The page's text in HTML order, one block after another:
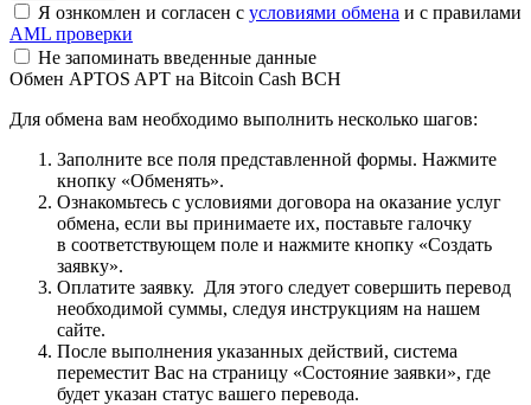
Я ознкомлен и согласен с условиями обмена и с правилами
AML проверки
Не запоминать введенные данные
Обмен APTOS APT на Bitcoin Cash BCH
Для обмена вам необходимо выполнить несколько шагов:
Заполните все поля представленной формы. Нажмите
кнопку «Обменять».
Ознакомьтесь с условиями договора на оказание услуг
обмена, если вы принимаете их, поставьте галочку
в соответствующем поле и нажмите кнопку «Создать
заявку».
Оплатите заявку. Для этого следует совершить перевод
необходимой суммы, следуя инструкциям на нашем
сайте.
После выполнения указанных действий, система
переместит Вас на страницу «Состояние заявки», где
будет указан статус вашего перевода.